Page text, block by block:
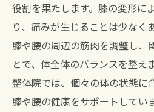
役割を果たします。膝の変形に
り、痛みが生じることは少なく
膝や腰の周辺の筋肉を調整し、
とで、体全体のバランスを整え
整体院では、個々の体の状態に
膝や腰の健康をサポートしてい